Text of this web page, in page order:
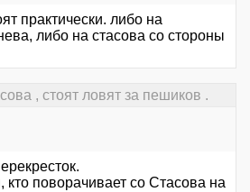
практически. либо на
либо на стасова со стороны
, стоят ловят за пешиков .
кто поворачивает со Стасова на